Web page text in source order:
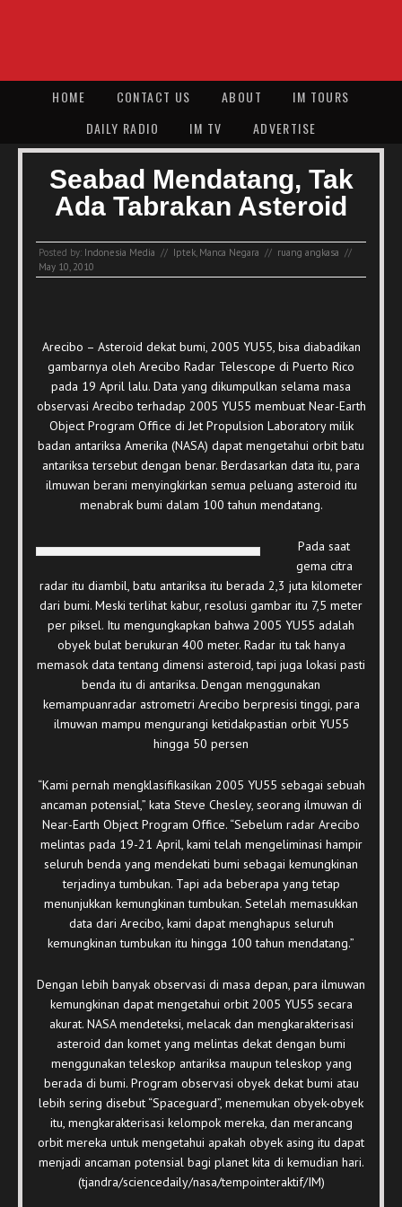
HOME CONTACT US ABOUT
IM TOURS
DAILY RADIO
IM TV ADVERTISE
Seabad Mendatang, Tak
Ada Tabrakan Asteroid
Posted by: Indonesia Media // Iptek, Manca Negara // ruang angkasa //
May 10, 2010
Arecibo – Asteroid dekat bumi, 2005 YU55, bisa diabadikan
gambarnya oleh Arecibo Radar Telescope di Puerto Rico
pada 19 April lalu. Data yang dikumpulkan selama masa
observasi Arecibo terhadap 2005 YU55 membuat Near-Earth
Object Program Office di Jet Propulsion Laboratory milik
badan antariksa Amerika (NASA) dapat mengetahui orbit batu
antariksa tersebut dengan benar. Berdasarkan data itu, para
ilmuwan berani menyingkirkan semua peluang asteroid itu
menabrak bumi dalam 100 tahun mendatang.
Pada saat
gema citra
radar itu diambil, batu antariksa itu berada 2,3 juta kilometer
dari bumi. Meski terlihat kabur, resolusi gambar itu 7,5 meter
per piksel. Itu mengungkapkan bahwa 2005 YU55 adalah
obyek bulat berukuran 400 meter. Radar itu tak hanya
memasok data tentang dimensi asteroid, tapi juga lokasi pasti
benda itu di antariksa. Dengan menggunakan
kemampuanradar astrometri Arecibo berpresisi tinggi, para
ilmuwan mampu mengurangi ketidakpastian orbit YU55
hingga 50 persen
“Kami pernah mengklasifikasikan 2005 YU55 sebagai sebuah
ancaman potensial,” kata Steve Chesley, seorang ilmuwan di
Near-Earth Object Program Office. “Sebelum radar Arecibo
melintas pada 19-21 April, kami telah mengeliminasi hampir
seluruh benda yang mendekati bumi sebagai kemungkinan
terjadinya tumbukan. Tapi ada beberapa yang tetap
menunjukkan kemungkinan tumbukan. Setelah memasukkan
data dari Arecibo, kami dapat menghapus seluruh
kemungkinan tumbukan itu hingga 100 tahun mendatang.”
Dengan lebih banyak observasi di masa depan, para ilmuwan
kemungkinan dapat mengetahui orbit 2005 YU55 secara
akurat. NASA mendeteksi, melacak dan mengkarakterisasi
asteroid dan komet yang melintas dekat dengan bumi
menggunakan teleskop antariksa maupun teleskop yang
berada di bumi. Program observasi obyek dekat bumi atau
lebih sering disebut “Spaceguard”, menemukan obyek-obyek
itu, mengkarakterisasi kelompok mereka, dan merancang
orbit mereka untuk mengetahui apakah obyek asing itu dapat
menjadi ancaman potensial bagi planet kita di kemudian hari.
(tjandra/sciencedaily/nasa/tempointeraktif/IM)